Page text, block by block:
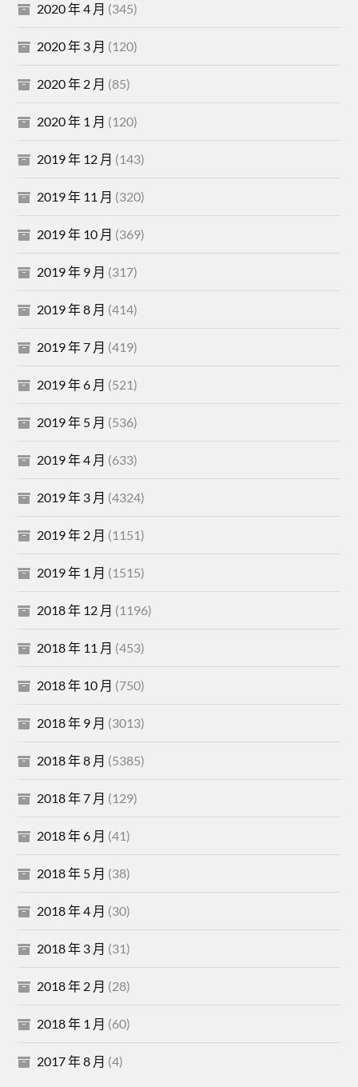
2020 年 4 月 (345)
2020 年 3 月 (120)
2020 年 2 月 (85)
2020 年 1 月 (120)
2019 年 12 月 (143)
2019 年 11 月 (320)
2019 年 10 月 (369)
2019 年 9 月 (317)
2019 年 8 月 (414)
2019 年 7 月 (419)
2019 年 6 月 (521)
2019 年 5 月 (536)
2019 年 4 月 (633)
2019 年 3 月 (4324)
2019 年 2 月 (1151)
2019 年 1 月 (1515)
2018 年 12 月 (1196)
2018 年 11 月 (453)
2018 年 10 月 (750)
2018 年 9 月 (3013)
2018 年 8 月 (5385)
2018 年 7 月 (129)
2018 年 6 月 (41)
2018 年 5 月 (38)
2018 年 4 月 (30)
2018 年 3 月 (31)
2018 年 2 月 (28)
2018 年 1 月 (60)
2017 年 8 月 (4)